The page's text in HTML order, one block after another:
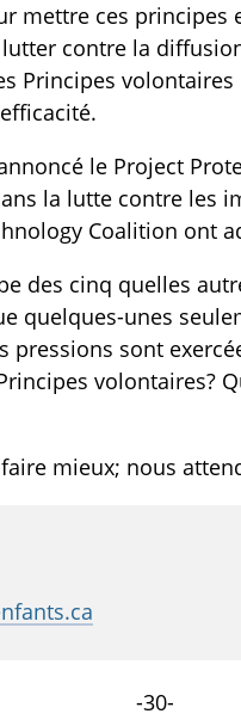
mettre ces principes
contre la
Principes
le Project
la lutte contre les
Coalition ont
des cinq quelles
quelques-unes
pressions sont
volontaires?
faire mieux; nous
-30-